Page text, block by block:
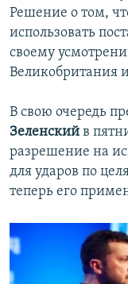
Решение о том,
использовать
своему
Великобритания
В свою очередь
Зеленский в
разрешение на
для ударов по
теперь его